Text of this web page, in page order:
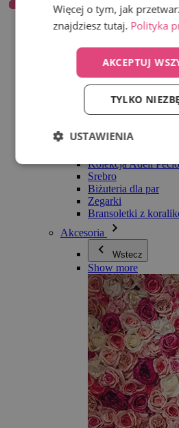
Wszystko w
Bransoletki
Kolekcja Adéli
Srebro
Biżuteria dla par
Zegarki
Bransoletki z
Akcesoria
Wstecz
Show more
Więcej o tym, jak
znajdziesz tutaj. Polityka
AKCEPTUJ
TYLKO
USTAWIENIA